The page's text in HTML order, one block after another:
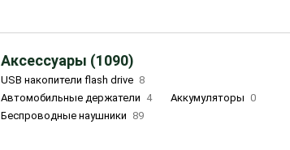
Аксессуары (1090)
USB накопители flash drive 8
Автомобильные держатели 4 Аккумуляторы 0
Беспроводные наушники 89